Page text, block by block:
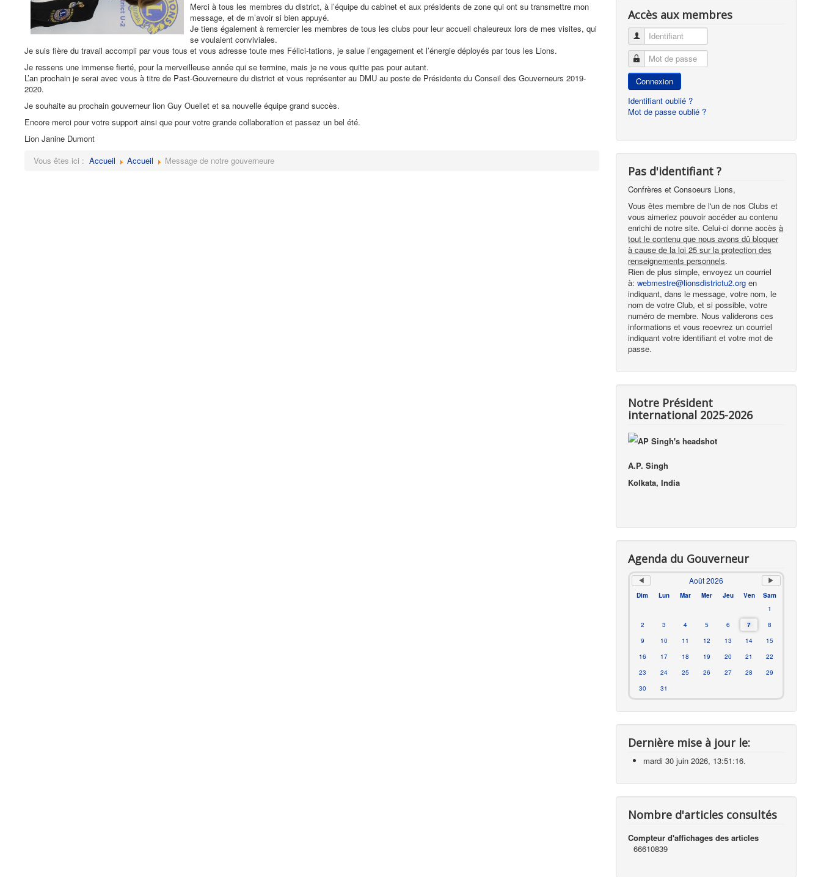
Merci à tous les membres du district, à l’équipe du cabinet et aux présidents de zone qui ont su transmettre mon
message, et de m’avoir si bien appuyé.
Je tiens également à remercier les membres de tous les clubs pour leur accueil chaleureux lors de mes visites, qui
se voulaient conviviales.
Je suis fière du travail accompli par vous tous et vous adresse toute mes Félici-tations, je salue l’engagement et l’énergie déployés par tous les Lions.
Je ressens une immense fierté, pour la merveilleuse année qui se termine, mais je ne vous quitte pas pour autant.
L’an prochain je serai avec vous à titre de Past-Gouverneure du district et vous représenter au DMU au poste de Présidente du Conseil des Gouverneurs 2019-
2020.
Je souhaite au prochain gouverneur lion Guy Ouellet et sa nouvelle équipe grand succès.
Encore merci pour votre support ainsi que pour votre grande collaboration et passez un bel été.
Lion Janine Dumont
Vous êtes ici : Accueil Accueil Message de notre gouverneure
Accès aux membres
Identifiant
Mot de passe
Connexion
Identifiant oublié ?
Mot de passe oublié ?
Pas d'identifiant ?
Confrères et Consoeurs Lions,
Vous êtes membre de l'un de nos Clubs et
vous aimeriez pouvoir accéder au contenu
enrichi de notre site. Celui-ci donne accèsà
tout le contenu que nous avons dû bloquer
à cause de la loi 25 sur la protection des
renseignements personnels.
Rien de plus simple, envoyez un courriel
à:webmestre@lionsdistrictu2.orgen
indiquant, dans le message, votre nom, le
nom de votre Club, et si possible, votre
numéro de membre. Nous validerons ces
informations et vous recevrez un courriel
indiquant votre identifiant et votre mot de
passe.
Notre Président
international 2025-2026
A.P. Singh
Kolkata, India
Agenda du Gouverneur
Août 2026
Dim Lun Mar Mer Jeu Ven
Sam
1
2
3 4 5 6 7
8
9
10 11 12 13 14
15
16
17 18 19 20 21
22
23
24 25 26 27 28
29
30
31
Dernière mise à jour le:
mardi 30 juin 2026, 13:51:16.
Nombre d'articles consultés
Compteur d'affichages des articles
66610839